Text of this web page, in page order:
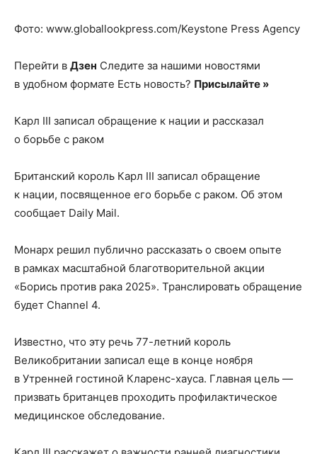
Фото: www.globallookpress.com/Keystone Press Agency
Перейти в Дзен Следите за нашими новостями
в удобном формате Есть новость? Присылайте »
Карл III записал обращение к нации и рассказал
о борьбе с раком
Британский король Карл III записал обращение
к нации, посвященное его борьбе с раком. Об этом
сообщает Daily Mail.
Монарх решил публично рассказать о своем опыте
в рамках масштабной благотворительной акции
«Борись против рака 2025». Транслировать обращение
будет Channel 4.
Известно, что эту речь 77-летний король
Великобритании записал еще в конце ноября
в Утренней гостиной Кларенс-хауса. Главная цель —
призвать британцев проходить профилактическое
медицинское обследование.